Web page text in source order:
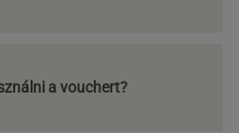
a vouchert?